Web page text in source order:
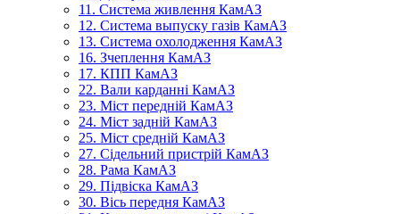
11. Система живлення КамАЗ
12. Система выпуску газів КамАЗ
13. Система охолодження КамАЗ
16. Зчеплення КамАЗ
17. КПП КамАЗ
22. Вали карданні КамАЗ
23. Міст передній КамАЗ
24. Міст задній КамАЗ
25. Міст средній КамАЗ
27. Сідельний пристрій КамАЗ
28. Рама КамАЗ
29. Підвіска КамАЗ
30. Вісь передня КамАЗ